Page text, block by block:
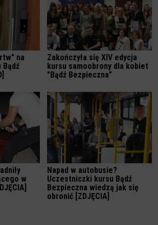
na
Zakończyła się XIV edycja
kursu samoobrony dla kobiet
"Bądź Bezpieczna"
w
Napad w autobusie?
Uczestniczki kursu Bądź
Bezpieczna wiedzą jak się
obronić [ZDJĘCIA]